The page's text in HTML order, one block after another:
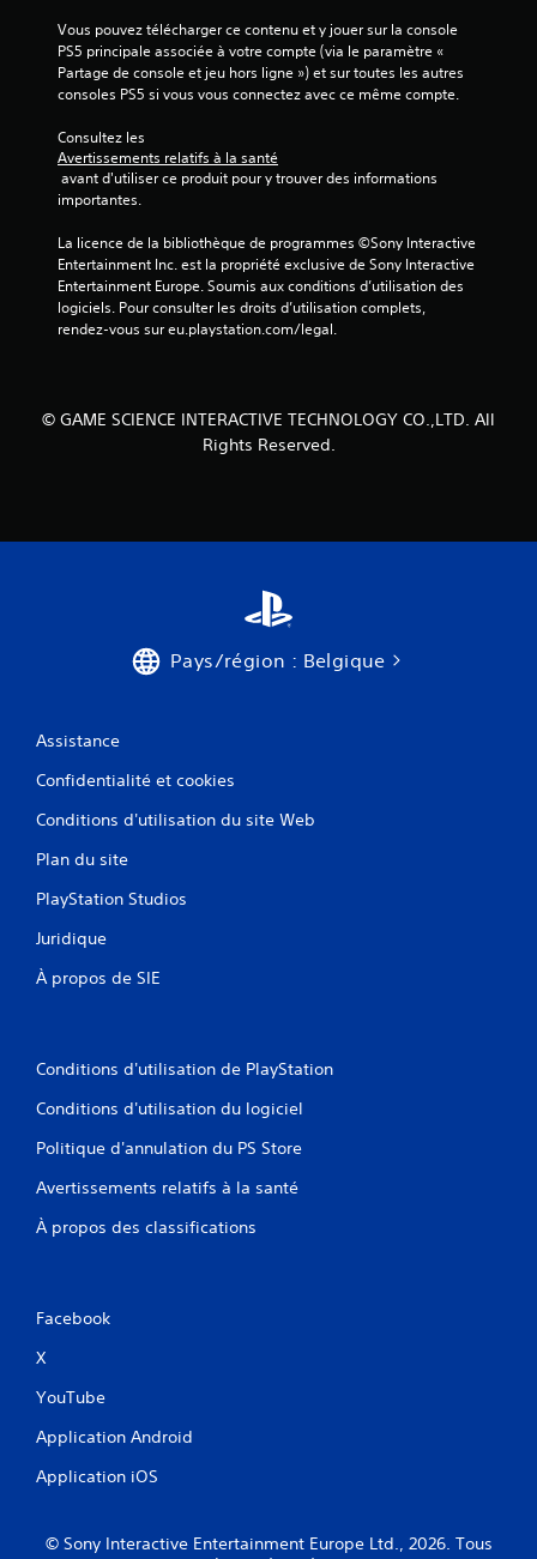
Vous pouvez télécharger ce contenu et y jouer sur la console
PS5 principale associée à votre compte (via le paramètre «
Partage de console et jeu hors ligne ») et sur toutes les autres
consoles PS5 si vous vous connectez avec ce même compte.
Consultez les
Avertissements relatifs à la santé
importantes.
La licence de la bibliothèque de programmes ©Sony Interactive
Entertainment Inc. est la propriété exclusive de Sony Interactive
Entertainment Europe. Soumis aux conditions d’utilisation des
logiciels. Pour consulter les droits d’utilisation complets,
rendez-vous sur eu.playstation.com/legal.
© GAME SCIENCE INTERACTIVE TECHNOLOGY CO.,LTD. All
Rights Reserved.
Pays/région : Belgique
Assistance
Confidentialité et cookies
Conditions d'utilisation du site Web
Plan du site
PlayStation Studios
Juridique
À propos de SIE
Conditions d'utilisation de PlayStation
Conditions d'utilisation du logiciel
Politique d'annulation du PS Store
Avertissements relatifs à la santé
À propos des classifications
Facebook
X
YouTube
Application Android
Application iOS
© Sony Interactive Entertainment Europe Ltd., 2026. Tous